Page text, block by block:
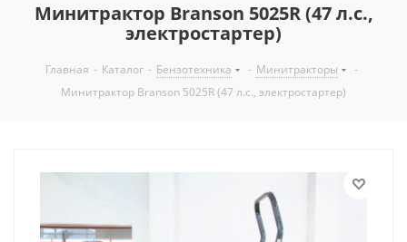
Минитрактор Branson 5025R (47 л.с.,
электростартер)
Главная - Каталог - Бензотехника - Минитракторы
-
Минитрактор Branson 5025R (47 л.с., электростартер)